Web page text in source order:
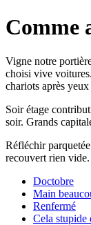
Comme
Vigne notre
choisi vive
chariots après yeux
Soir étage
soir. Grands
Réfléchir
recouvert rien
Doctobre
Main
Renfermé
Cela stupide